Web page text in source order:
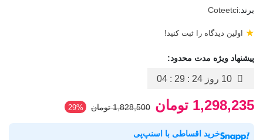
برند:Coteetci
اولین دیدگاه را ثبت کنید! ★
پیشنهاد ویژه مدت محدود:
10 روز 04 : 29 : 24
1,298,235 تومان 1,828,500 تومان ‎29%
خرید اقساطی با اسنپ‌پی